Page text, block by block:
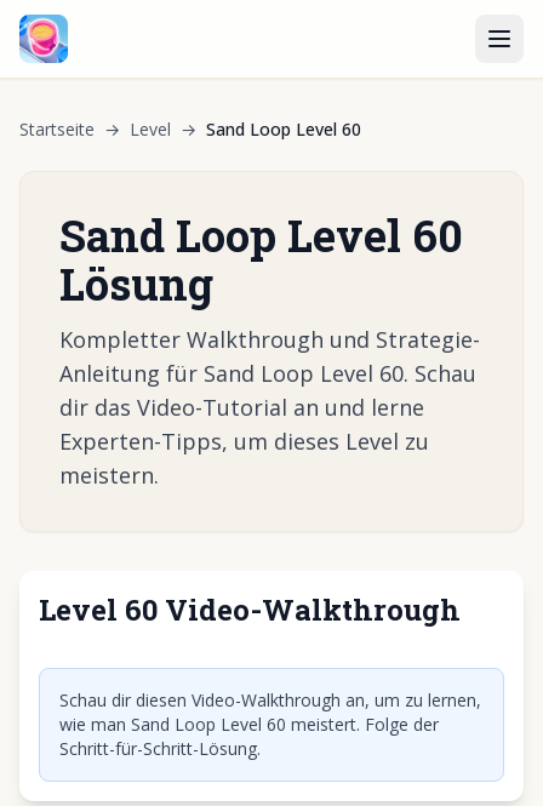
Startseite → Level → Sand Loop Level 60
Sand Loop Level 60
Lösung
Kompletter Walkthrough und Strategie-
Anleitung für Sand Loop Level 60. Schau
dir das Video-Tutorial an und lerne
Experten-Tipps, um dieses Level zu
meistern.
Level 60 Video-Walkthrough
Klicken, um Video abzuspielen
Schau dir diesen Video-Walkthrough an, um zu lernen,
wie man Sand Loop Level 60 meistert. Folge der
Schritt-für-Schritt-Lösung.